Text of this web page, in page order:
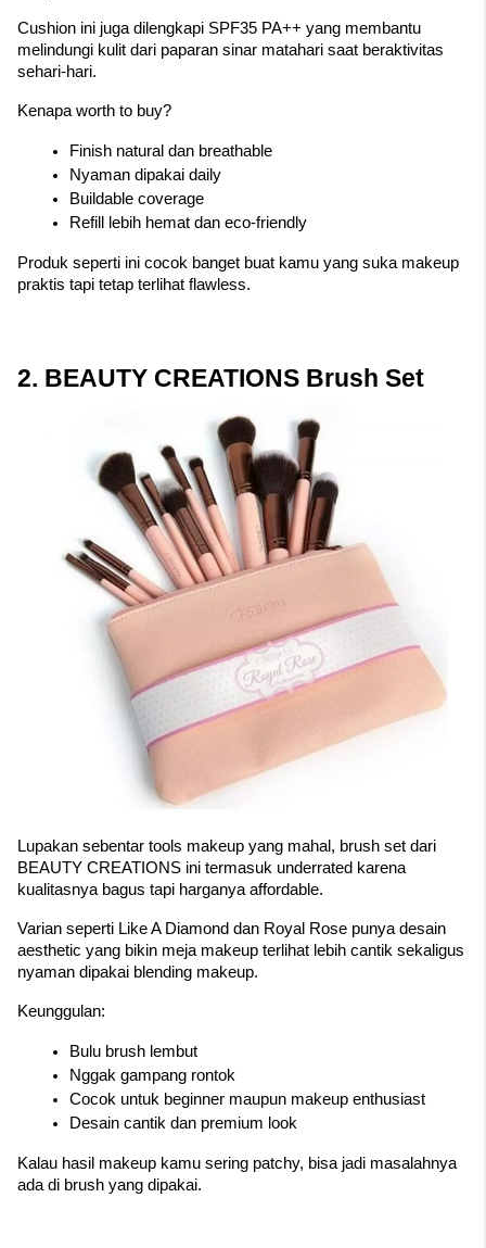
Cushion ini juga dilengkapi SPF35 PA++ yang membantu
melindungi kulit dari paparan sinar matahari saat beraktivitas
sehari-hari.
Kenapa worth to buy?
Finish natural dan breathable
Nyaman dipakai daily
Buildable coverage
Refill lebih hemat dan eco-friendly
Produk seperti ini cocok banget buat kamu yang suka makeup
praktis tapi tetap terlihat flawless.
2. BEAUTY CREATIONS Brush Set
Lupakan sebentar tools makeup yang mahal, brush set dari
BEAUTY CREATIONS ini termasuk underrated karena
kualitasnya bagus tapi harganya affordable.
Varian seperti Like A Diamond dan Royal Rose punya desain
aesthetic yang bikin meja makeup terlihat lebih cantik sekaligus
nyaman dipakai blending makeup.
Keunggulan:
Bulu brush lembut
Nggak gampang rontok
Cocok untuk beginner maupun makeup enthusiast
Desain cantik dan premium look
Kalau hasil makeup kamu sering patchy, bisa jadi masalahnya
ada di brush yang dipakai.